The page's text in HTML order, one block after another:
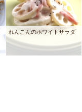
れんこんのホワイトサラダ